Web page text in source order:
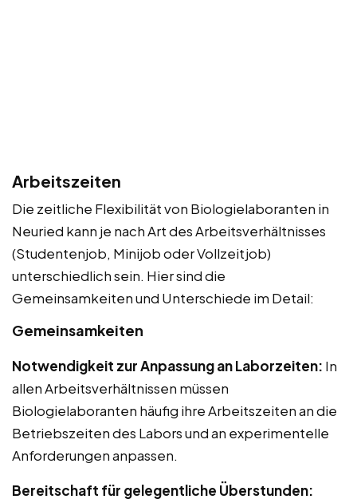
Arbeitszeiten
Die zeitliche Flexibilität von Biologielaboranten in
Neuried kann je nach Art des Arbeitsverhältnisses
(Studentenjob, Minijob oder Vollzeitjob)
unterschiedlich sein. Hier sind die
Gemeinsamkeiten und Unterschiede im Detail:
Gemeinsamkeiten
Notwendigkeit zur Anpassung an Laborzeiten: In
allen Arbeitsverhältnissen müssen
Biologielaboranten häufig ihre Arbeitszeiten an die
Betriebszeiten des Labors und an experimentelle
Anforderungen anpassen.
Bereitschaft für gelegentliche Überstunden: